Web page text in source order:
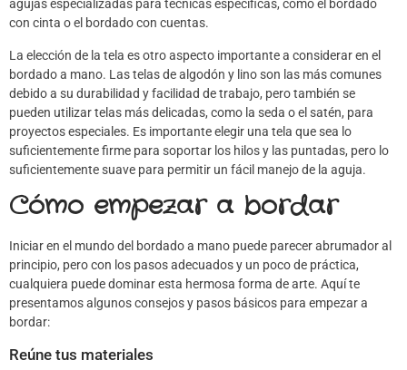
agujas especializadas para técnicas específicas, como el bordado
con cinta o el bordado con cuentas.
La elección de la tela es otro aspecto importante a considerar en el
bordado a mano. Las telas de algodón y lino son las más comunes
debido a su durabilidad y facilidad de trabajo, pero también se
pueden utilizar telas más delicadas, como la seda o el satén, para
proyectos especiales. Es importante elegir una tela que sea lo
suficientemente firme para soportar los hilos y las puntadas, pero lo
suficientemente suave para permitir un fácil manejo de la aguja.
Cómo empezar a bordar
Iniciar en el mundo del bordado a mano puede parecer abrumador al
principio, pero con los pasos adecuados y un poco de práctica,
cualquiera puede dominar esta hermosa forma de arte. Aquí te
presentamos algunos consejos y pasos básicos para empezar a
bordar:
Reúne tus materiales